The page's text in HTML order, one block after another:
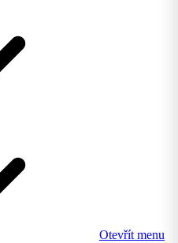
Otevřít menu